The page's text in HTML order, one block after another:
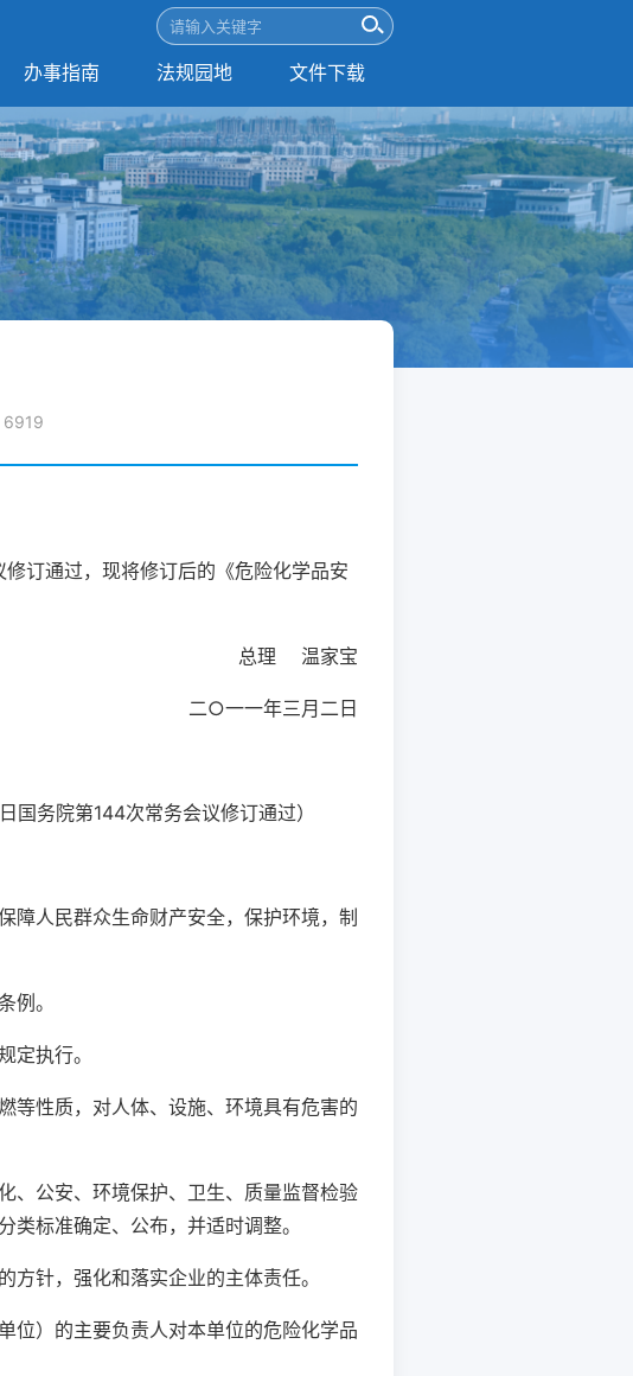
办事指南 法规园地 文件下载
6919
订通过，现将修订后的《危险化学品安
总理 温家宝
二○一一年三月二日
务院第144次常务会议修订通过）
人民群众生命财产安全，保护环境，制
。
执行。
性质，对人体、设施、环境具有危害的
公安、环境保护、卫生、质量监督检验
标准确定、公布，并适时调整。
针，强化和落实企业的主体责任。
）的主要负责人对本单位的危险化学品